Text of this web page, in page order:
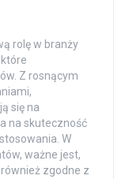
rolę w branży
Z rosnącym
się na
na skuteczność
W
ważne jest,
zgodne z